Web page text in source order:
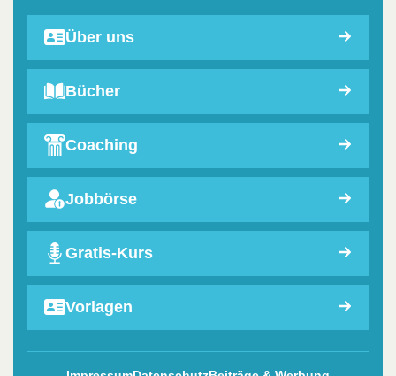
Über uns
Bücher
Coaching
Jobbörse
Gratis-Kurs
Vorlagen